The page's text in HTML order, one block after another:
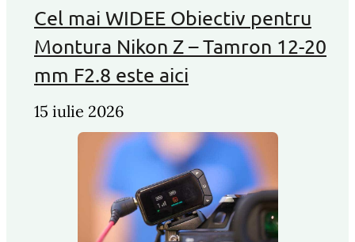
Cel mai WIDEE Obiectiv pentru
Montura Nikon Z – Tamron 12-20
mm F2.8 este aici
15 iulie 2026